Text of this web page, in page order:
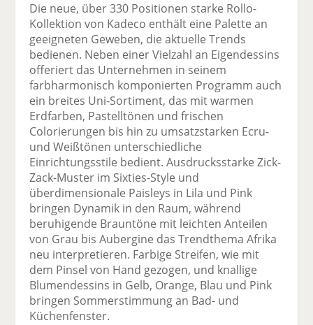
Die neue, über 330 Positionen starke Rollo-
Kollektion von Kadeco enthält eine Palette an
geeigneten Geweben, die aktuelle Trends
bedienen. Neben einer Vielzahl an Eigendessins
offeriert das Unternehmen in seinem
farbharmonisch komponierten Programm auch
ein breites Uni-Sortiment, das mit warmen
Erdfarben, Pastelltönen und frischen
Colorierungen bis hin zu umsatzstarken Ecru-
und Weißtönen unterschiedliche
Einrichtungsstile bedient. Ausdrucksstarke Zick-
Zack-Muster im Sixties-Style und
überdimensionale Paisleys in Lila und Pink
bringen Dynamik in den Raum, während
beruhigende Brauntöne mit leichten Anteilen
von Grau bis Aubergine das Trendthema Afrika
neu interpretieren. Farbige Streifen, wie mit
dem Pinsel von Hand gezogen, und knallige
Blumendessins in Gelb, Orange, Blau und Pink
bringen Sommerstimmung an Bad- und
Küchenfenster.